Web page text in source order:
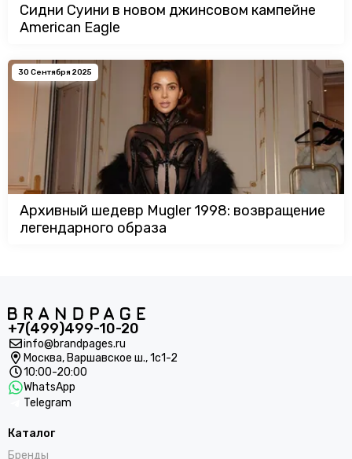
Сидни Суини в новом джинсовом кампейне
American Eagle
30 Сентября 2025
Архивный шедевр Mugler 1998: возвращение
легендарного образа
+7(499)499-10-20
info@brandpages.ru
Москва, Варшавское ш., 1с1-2
10:00-20:00
WhatsApp
Telegram
Каталог
Бренды